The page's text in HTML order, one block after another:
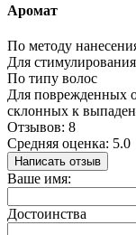
Аромат
По методу
Для
По типу волос
Для поврежденных
склонных к
Отзывов: 8
Средняя оценка: 5.0
Написать отзыв
Ваше имя:
Достоинства